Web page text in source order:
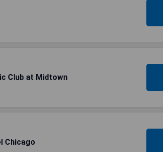
Club at Midtown
Chicago